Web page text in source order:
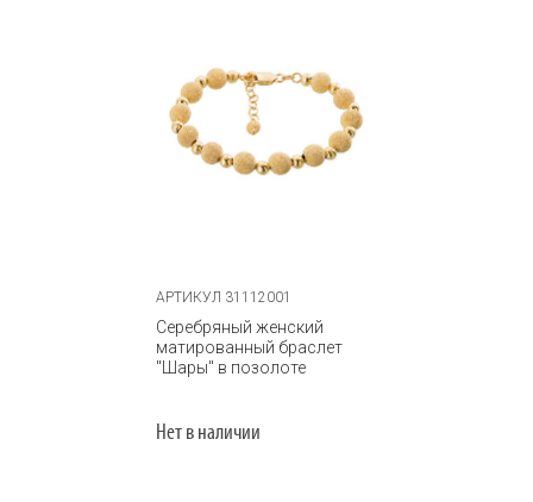
АРТИКУЛ 31112001
Серебряный женский
матированный браслет
"Шары" в позолоте
Нет в наличии